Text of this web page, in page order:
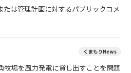
たは管理計画に対するパブリックコメ
くまもりNews
牧場を風力発電に貸し出すことを問題